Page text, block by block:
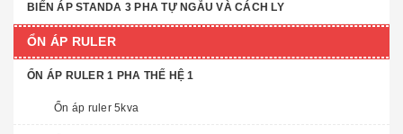
BIẾN ÁP STANDA 3 PHA TỰ NGẪU VÀ CÁCH LY
ỔN ÁP RULER
ỔN ÁP RULER 1 PHA THẾ HỆ 1
Ổn áp ruler 5kva